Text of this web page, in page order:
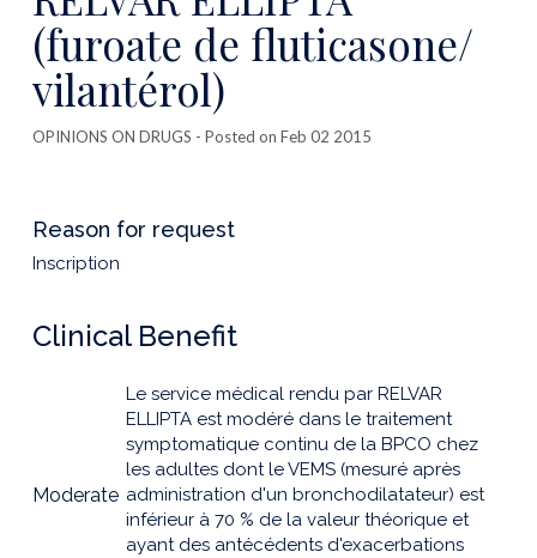
(furoate de fluticasone/
vilantérol)
OPINIONS ON DRUGS - Posted on Feb 02 2015
Reason for request
Inscription
Clinical Benefit
Moderate
Le service médical rendu par RELVAR
ELLIPTA est modéré dans le traitement
symptomatique continu de la BPCO chez
les adultes dont le VEMS (mesuré après
administration d'un bronchodilatateur) est
inférieur à 70 % de la valeur théorique et
ayant des antécédents d'exacerbations